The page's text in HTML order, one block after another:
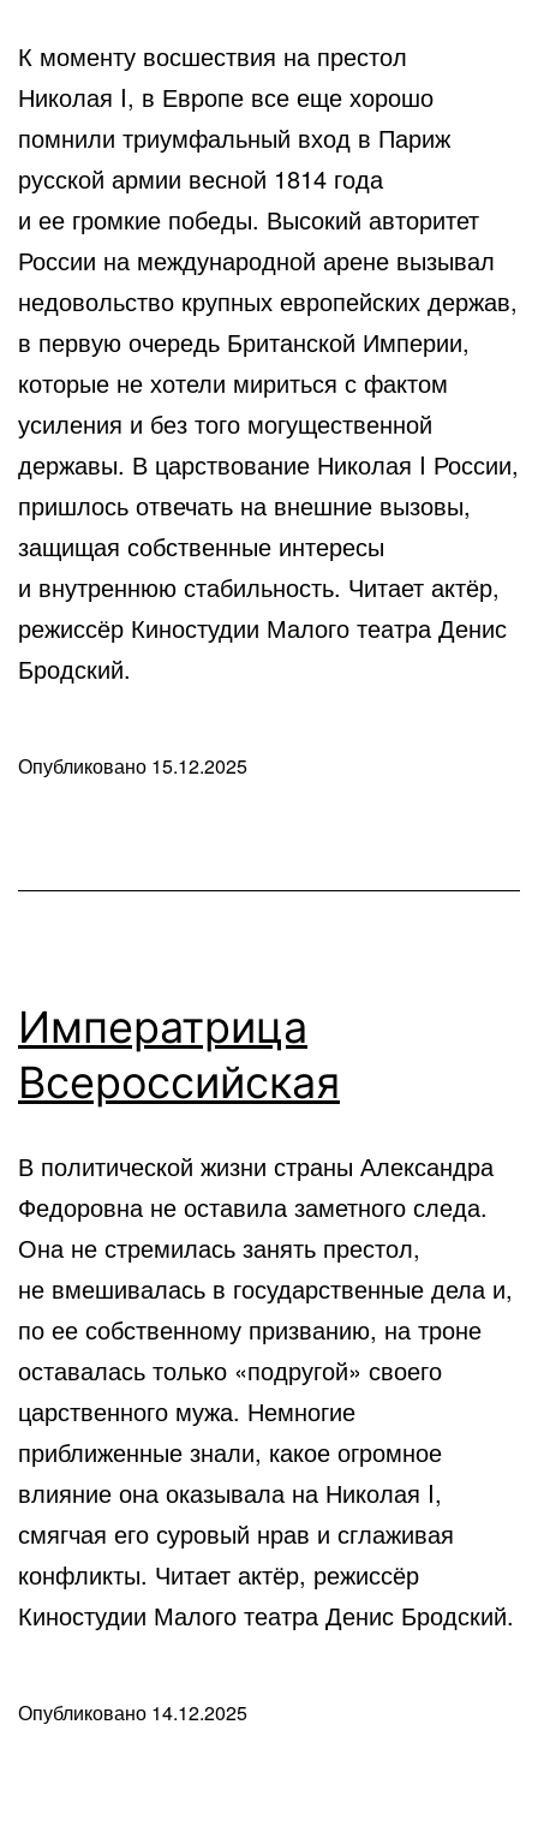
К моменту восшествия на престол
Николая I, в Европе все еще хорошо
помнили триумфальный вход в Париж
русской армии весной 1814 года
и ее громкие победы. Высокий авторитет
России на международной арене вызывал
недовольство крупных европейских держав,
в первую очередь Британской Империи,
которые не хотели мириться с фактом
усиления и без того могущественной
державы. В царствование Николая I России,
пришлось отвечать на внешние вызовы,
защищая собственные интересы
и внутреннюю стабильность. Читает актёр,
режиссёр Киностудии Малого театра Денис
Бродский.
Опубликовано 15.12.2025
факты
Императрица
Всероссийская
В политической жизни страны Александра
Федоровна не оставила заметного следа.
Она не стремилась занять престол,
не вмешивалась в государственные дела и,
по ее собственному призванию, на троне
оставалась только «подругой» своего
царственного мужа. Немногие
приближенные знали, какое огромное
влияние она оказывала на Николая I,
смягчая его суровый нрав и сглаживая
конфликты. Читает актёр, режиссёр
Киностудии Малого театра Денис Бродский.
Опубликовано 14.12.2025